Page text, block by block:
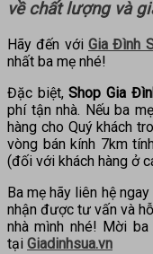
về chất lượng và
Hãy đến với Gia Đình
nhất ba mẹ nhé!
Đặc biệt,Shop Gia
phí tận nhà. Nếu ba
hàng cho Quý khách
vòng bán kính 7km
(đối với khách hàng ở
Ba mẹ hãy liên hệ
nhận được tư vấn và
nhà mình nhé! Mời
tại Giadinhsua.vn